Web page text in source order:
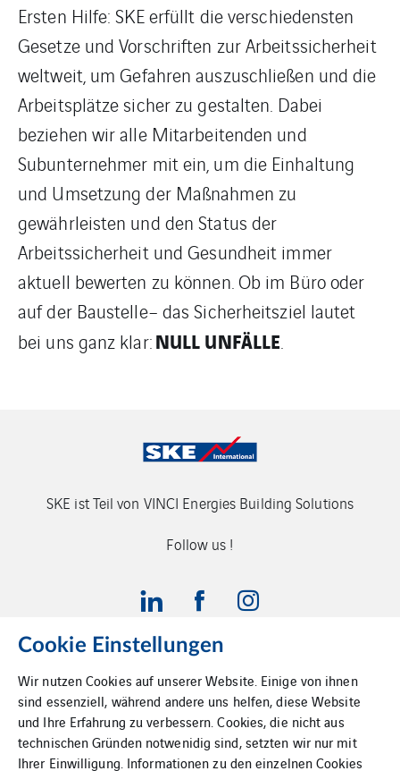
Ersten Hilfe: SKE erfüllt die verschiedensten
Gesetze und Vorschriften zur Arbeitssicherheit
weltweit, um Gefahren auszuschließen und die
Arbeitsplätze sicher zu gestalten. Dabei
beziehen wir alle Mitarbeitenden und
Subunternehmer mit ein, um die Einhaltung
und Umsetzung der Maßnahmen zu
gewährleisten und den Status der
Arbeitssicherheit und Gesundheit immer
aktuell bewerten zu können. Ob im Büro oder
auf der Baustelle– das Sicherheitsziel lautet
bei uns ganz klar:NULL UNFÄLLE.
SKE ist Teil von VINCI Energies Building Solutions
Follow us !
VINCI Energies
Datenschutz Cookies
Cookie Einstellungen
Wir nutzen Cookies auf unserer Website. Einige von ihnen
sind essenziell, während andere uns helfen, diese Website
und Ihre Erfahrung zu verbessern. Cookies, die nicht aus
technischen Gründen notwenidig sind, setzten wir nur mit
Ihrer Einwilligung. Informationen zu den einzelnen Cookies